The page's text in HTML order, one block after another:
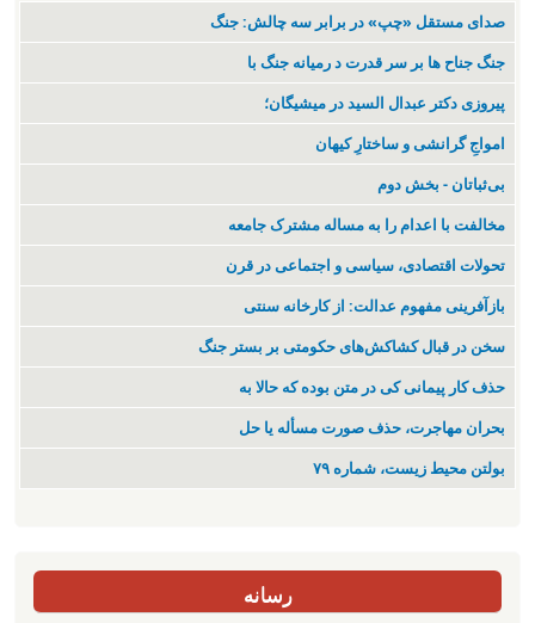
صدای مستقل «چپ» در برابر سه چالش: جنگ
جنگ جناح ها بر سر قدرت د رمیانە جنگ با
پیروزی دکتر عبدال السید در میشیگان؛
‌امواجِ گرانشی و ساختارِ کیهان
بی‌ثباتان - بخش دوم
مخالفت با اعدام را به مساله مشترک جامعه
تحولات اقتصادی، سیاسی و اجتماعی در قرن
بازآفرینی مفهوم عدالت: از کارخانه سنتی
سخن در قبال کشاکش‌های حکومتی بر بستر جنگ
حذف کار پیمانی کی در متن بودە کە حالا بە
بحران مهاجرت‌، حذف صورت مسأله یا حل
بولتن محیط زیست، شماره ۷۹
رسانه